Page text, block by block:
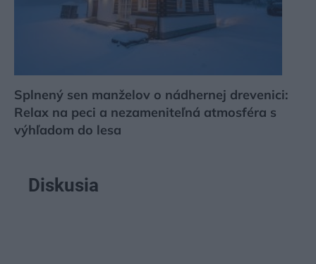
Splnený sen manželov o nádhernej drevenici:
Relax na peci a nezameniteľná atmosféra s
výhľadom do lesa
Diskusia